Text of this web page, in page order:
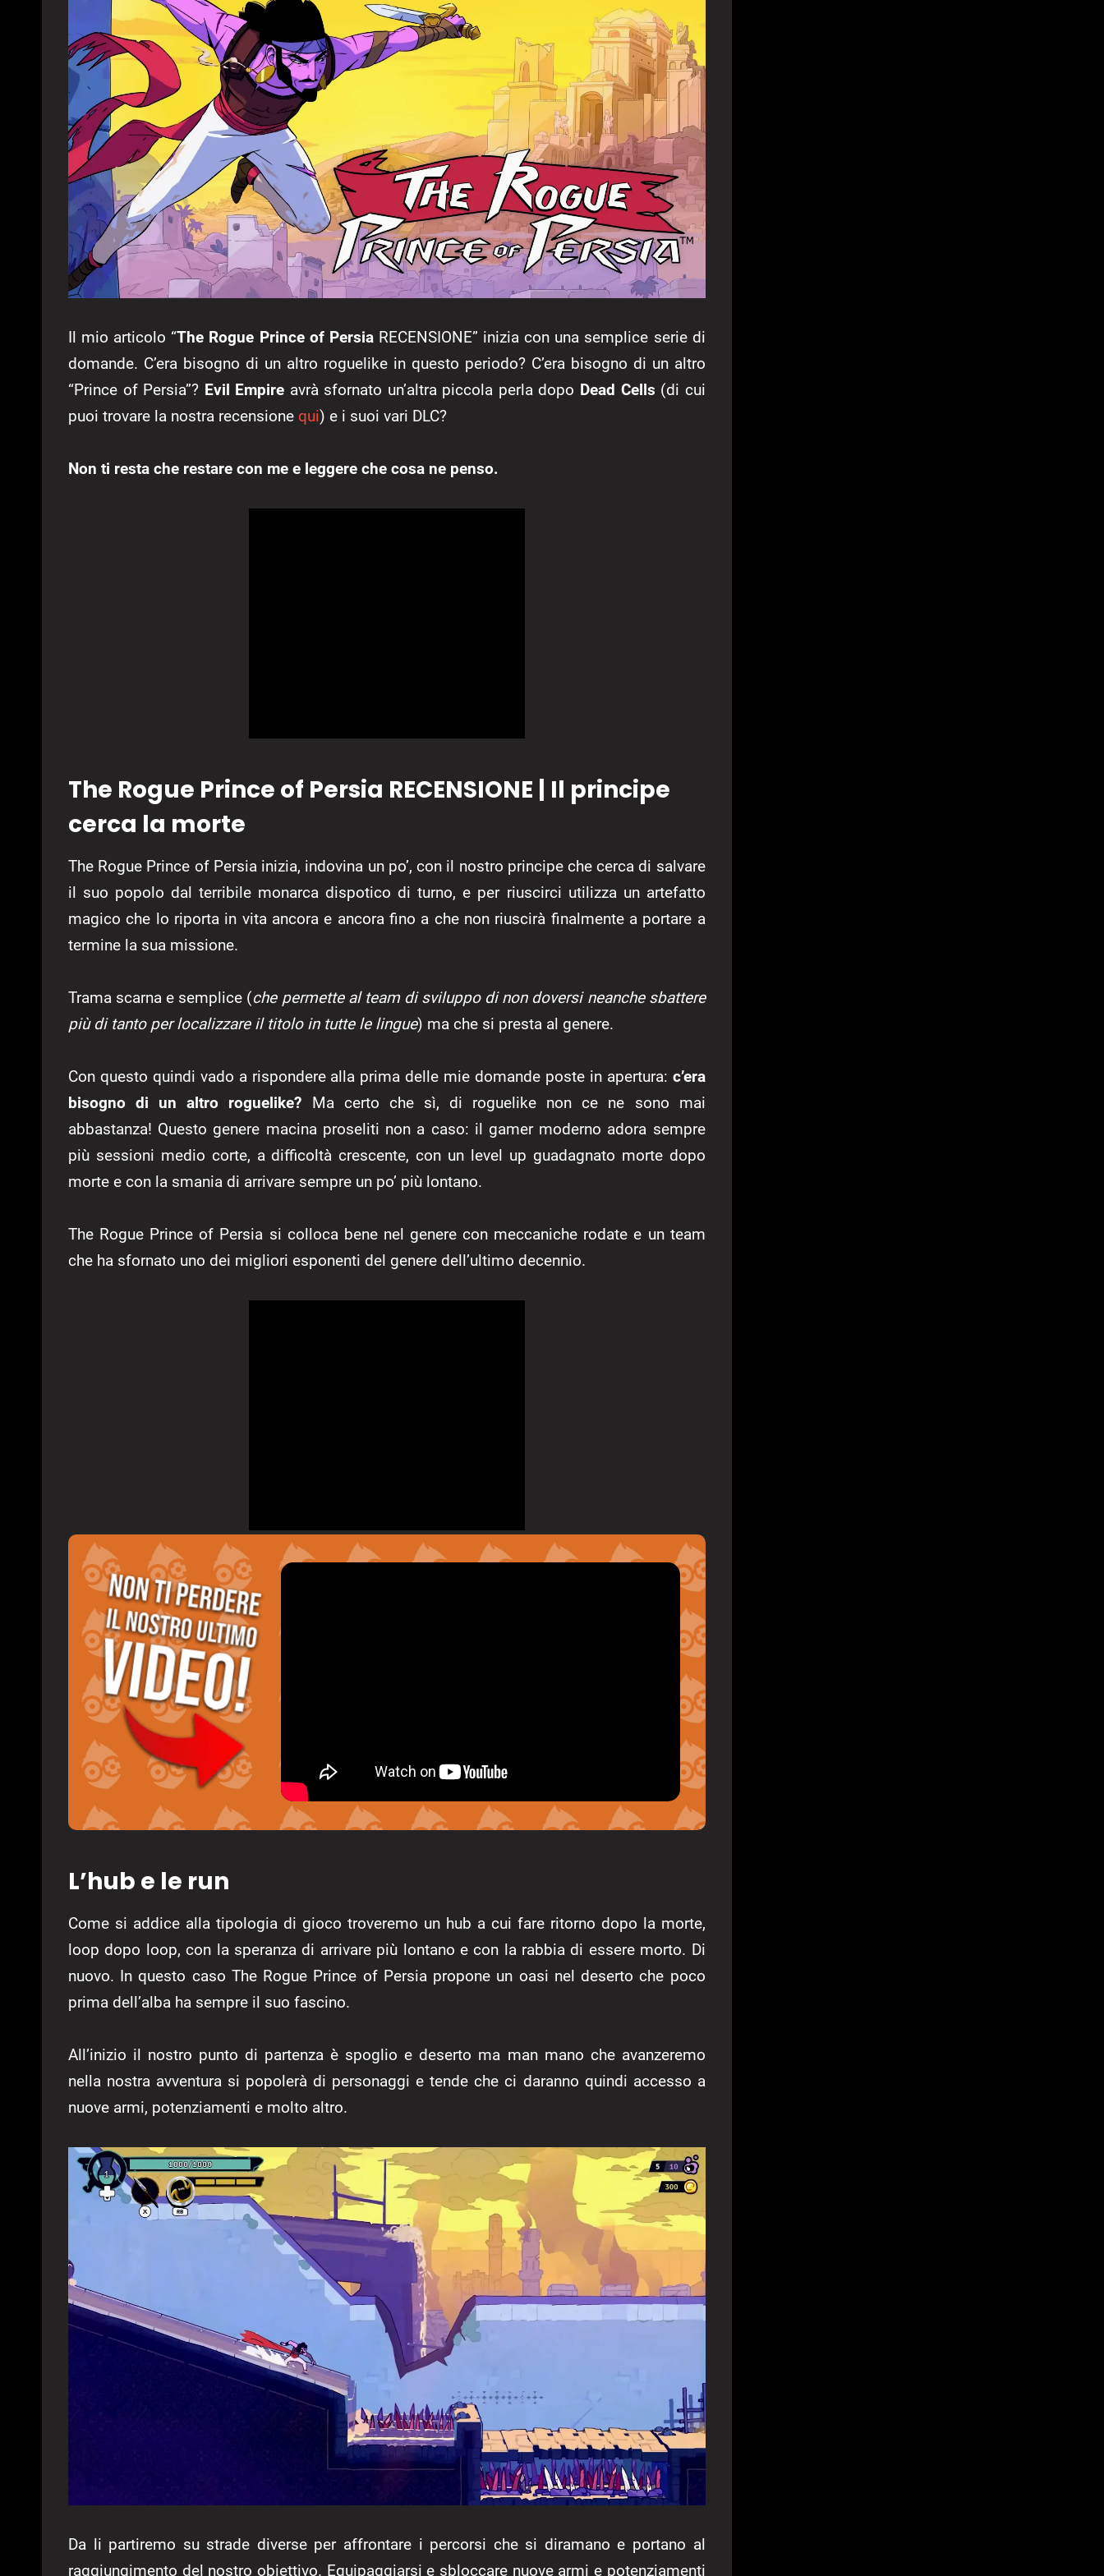
Il mio articolo “The Rogue Prince of PersiaRECENSIONE” inizia con una semplice serie di
domande. C’era bisogno di un altro roguelike in questo periodo? C’era bisogno di un altro
“Prince of Persia”? Evil Empire avrà sfornato un’altra piccola perla dopo Dead Cells (di cui
puoi trovare la nostra recensione qui) e i suoi vari DLC?
Non ti resta che restare con me e leggere che cosa ne penso.
The Rogue Prince of Persia RECENSIONE | Il principe
cerca la morte
The Rogue Prince of Persia inizia, indovina un po’, con il nostro principe che cerca di salvare
il suo popolo dal terribile monarca dispotico di turno, e per riuscirci utilizza un artefatto
magico che lo riporta in vita ancora e ancora fino a che non riuscirà finalmente a portare a
termine la sua missione.
Trama scarna e semplice (che permette al team di sviluppo di non doversi neanche sbattere
più di tanto per localizzare il titolo in tutte le lingue) ma che si presta al genere.
Con questo quindi vado a rispondere alla prima delle mie domande poste in apertura: c’era
bisogno di un altro roguelike? Ma certo che sì, di roguelike non ce ne sono mai
abbastanza! Questo genere macina proseliti non a caso: il gamer moderno adora sempre
più sessioni medio corte, a difficoltà crescente, con un level up guadagnato morte dopo
morte e con la smania di arrivare sempre un po’ più lontano.
The Rogue Prince of Persia si colloca bene nel genere con meccaniche rodate e un team
che ha sfornato uno dei migliori esponenti del genere dell’ultimo decennio.
L’hub e le run
Come si addice alla tipologia di gioco troveremo un hub a cui fare ritorno dopo la morte,
loop dopo loop, con la speranza di arrivare più lontano e con la rabbia di essere morto. Di
nuovo. In questo caso The Rogue Prince of Persia propone un oasi nel deserto che poco
prima dell’alba ha sempre il suo fascino.
All’inizio il nostro punto di partenza è spoglio e deserto ma man mano che avanzeremo
nella nostra avventura si popolerà di personaggi e tende che ci daranno quindi accesso a
nuove armi, potenziamenti e molto altro.
Da li partiremo su strade diverse per affrontare i percorsi che si diramano e portano al
raggiungimento del nostro obiettivo. Equipaggiarsi e sbloccare nuove armi e potenziamenti